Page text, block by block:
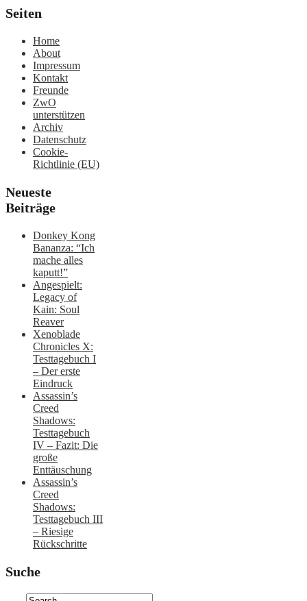
Seiten
Home
About
Impressum
Kontakt
Freunde
ZwO
unterstützen
Archiv
Datenschutz
Cookie-
Richtlinie (EU)
Neueste
Beiträge
Donkey Kong
Bananza: “Ich
mache alles
kaputt!”
Angespielt:
Legacy of
Kain: Soul
Reaver
Xenoblade
Chronicles X:
Testtagebuch I
– Der erste
Eindruck
Assassin’s
Creed
Shadows:
Testtagebuch
IV – Fazit: Die
große
Enttäuschung
Assassin’s
Creed
Shadows:
Testtagebuch III
– Riesige
Rückschritte
Suche